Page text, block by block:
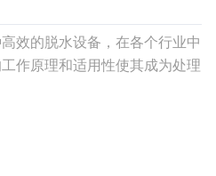
效的脱水设备，在各个行业中
作原理和适用性使其成为处理
括但不限于污泥、果蔬、化工